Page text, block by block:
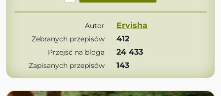
Autor Ervisha
Zebranych przepisów 412
Przejść na bloga 24 433
Zapisanych przepisów 143